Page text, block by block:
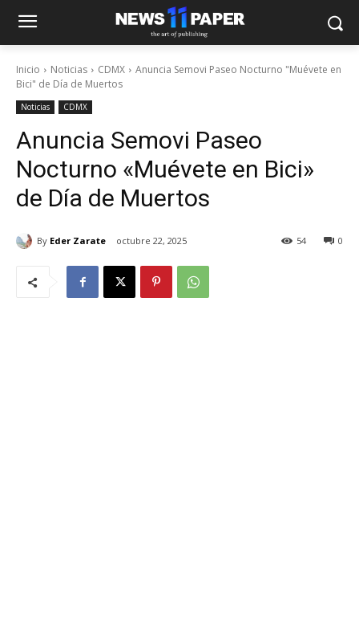
Inicio Noticias CDMX
Anuncia Semovi Paseo Nocturno "Muévete en
Bici" de Día de Muertos
Noticias CDMX
Anuncia Semovi Paseo
Nocturno «Muévete en Bici»
de Día de Muertos
By Eder Zarate octubre 22, 2025 0
54